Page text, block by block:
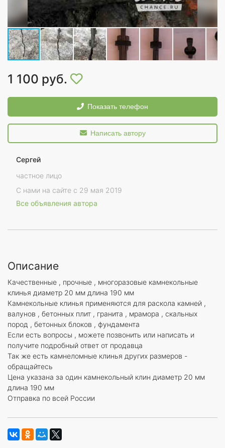
1 100 руб.
Показать телефон
Написать автору
Сергей
частное лицо
С нами на сайте с 29 мая 2019
Все объявления автора
Описание
Качественные , прочные , многоразовые камнекольные
клинья диаметр 20 мм длина 190 мм
Камнекольные клинья применяются для раскола камней ,
валунов , бетонных плит , гранита , мрамора , скальных
пород , бетонных блоков , фундамента
Если есть вопросы , можете позвонить или написать и
получите подробный ответ от продавца
Так же есть камнеломные клинья других размеров -
обращайтесь
Цена указана за один камнекольный клин диаметр 20 мм
длина 190 мм
Отправка по всей России